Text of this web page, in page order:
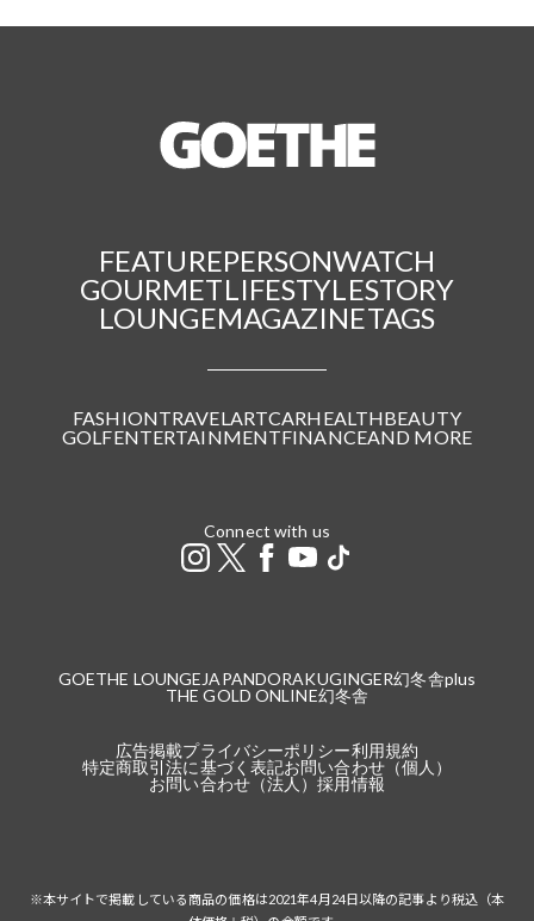
FEATUREPERSONWATCH
GOURMETLIFESTYLESTORY
LOUNGEMAGAZINETAGS
FASHIONTRAVELARTCARHEALTHBEAUTY
GOLFENTERTAINMENTFINANCEAND MORE
Connect with us
GOETHE LOUNGE JAPANDORAKUGINGER幻冬舎plus
THE GOLD ONLINE幻冬舎
広告掲載プライバシーポリシー利用規約
特定商取引法に基づく表記お問い合わせ（個人）
お問い合わせ（法人）採用情報
※本サイトで掲載している商品の価格は2021年4月24日以降の記事より税込（本